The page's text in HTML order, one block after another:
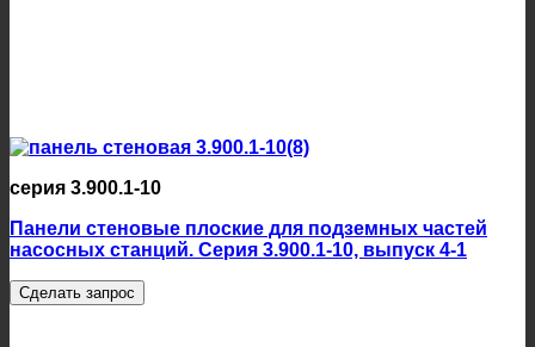
серия 3.900.1-10
Панели стеновые плоские для подземных частей
насосных станций. Серия 3.900.1-10, выпуск 4-1
Сделать запрос